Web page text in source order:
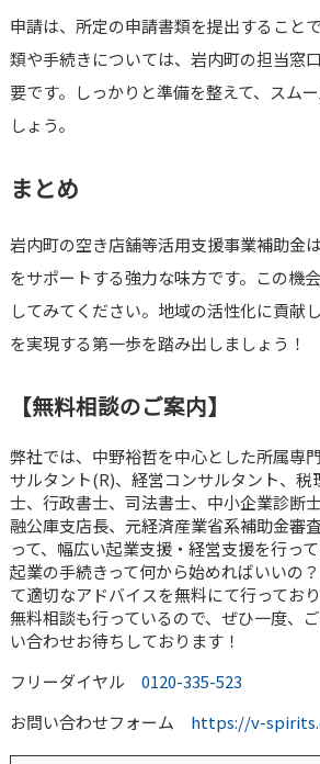
申請は、所定の申請書類を提出すること
類や手続きについては、岩内町の担当窓
要です。しっかりと準備を整えて、スム
しょう。
まとめ
岩内町の空き店舗等活用支援事業補助金
をサポートする強力な味方です。この機
してみてください。地域の活性化に貢献
を実現する第一歩を踏み出しましょう！
【無料相談のご案内】
弊社では、中野裕哲を中心とした所属専
サルタント(R)、経営コンサルタント、税
士、行政書士、司法書士、中小企業診断
融公庫支店長、元経済産業省系補助金審
って、幅広い起業支援・経営支援を行って
起業の手続きって何から始めればいいの
て適切なアドバイスを無料にて行っており
無料相談も行っているので、ぜひ一度、
い合わせお待ちしております！
フリーダイヤル 0120-335-523
お問い合わせフォーム https://v-